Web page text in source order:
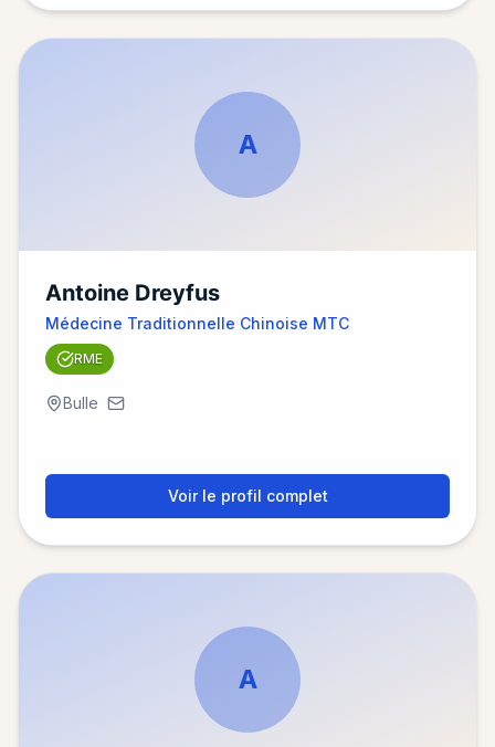
A
Antoine Dreyfus
Médecine Traditionnelle Chinoise MTC
RME
Bulle
Voir le profil complet
A